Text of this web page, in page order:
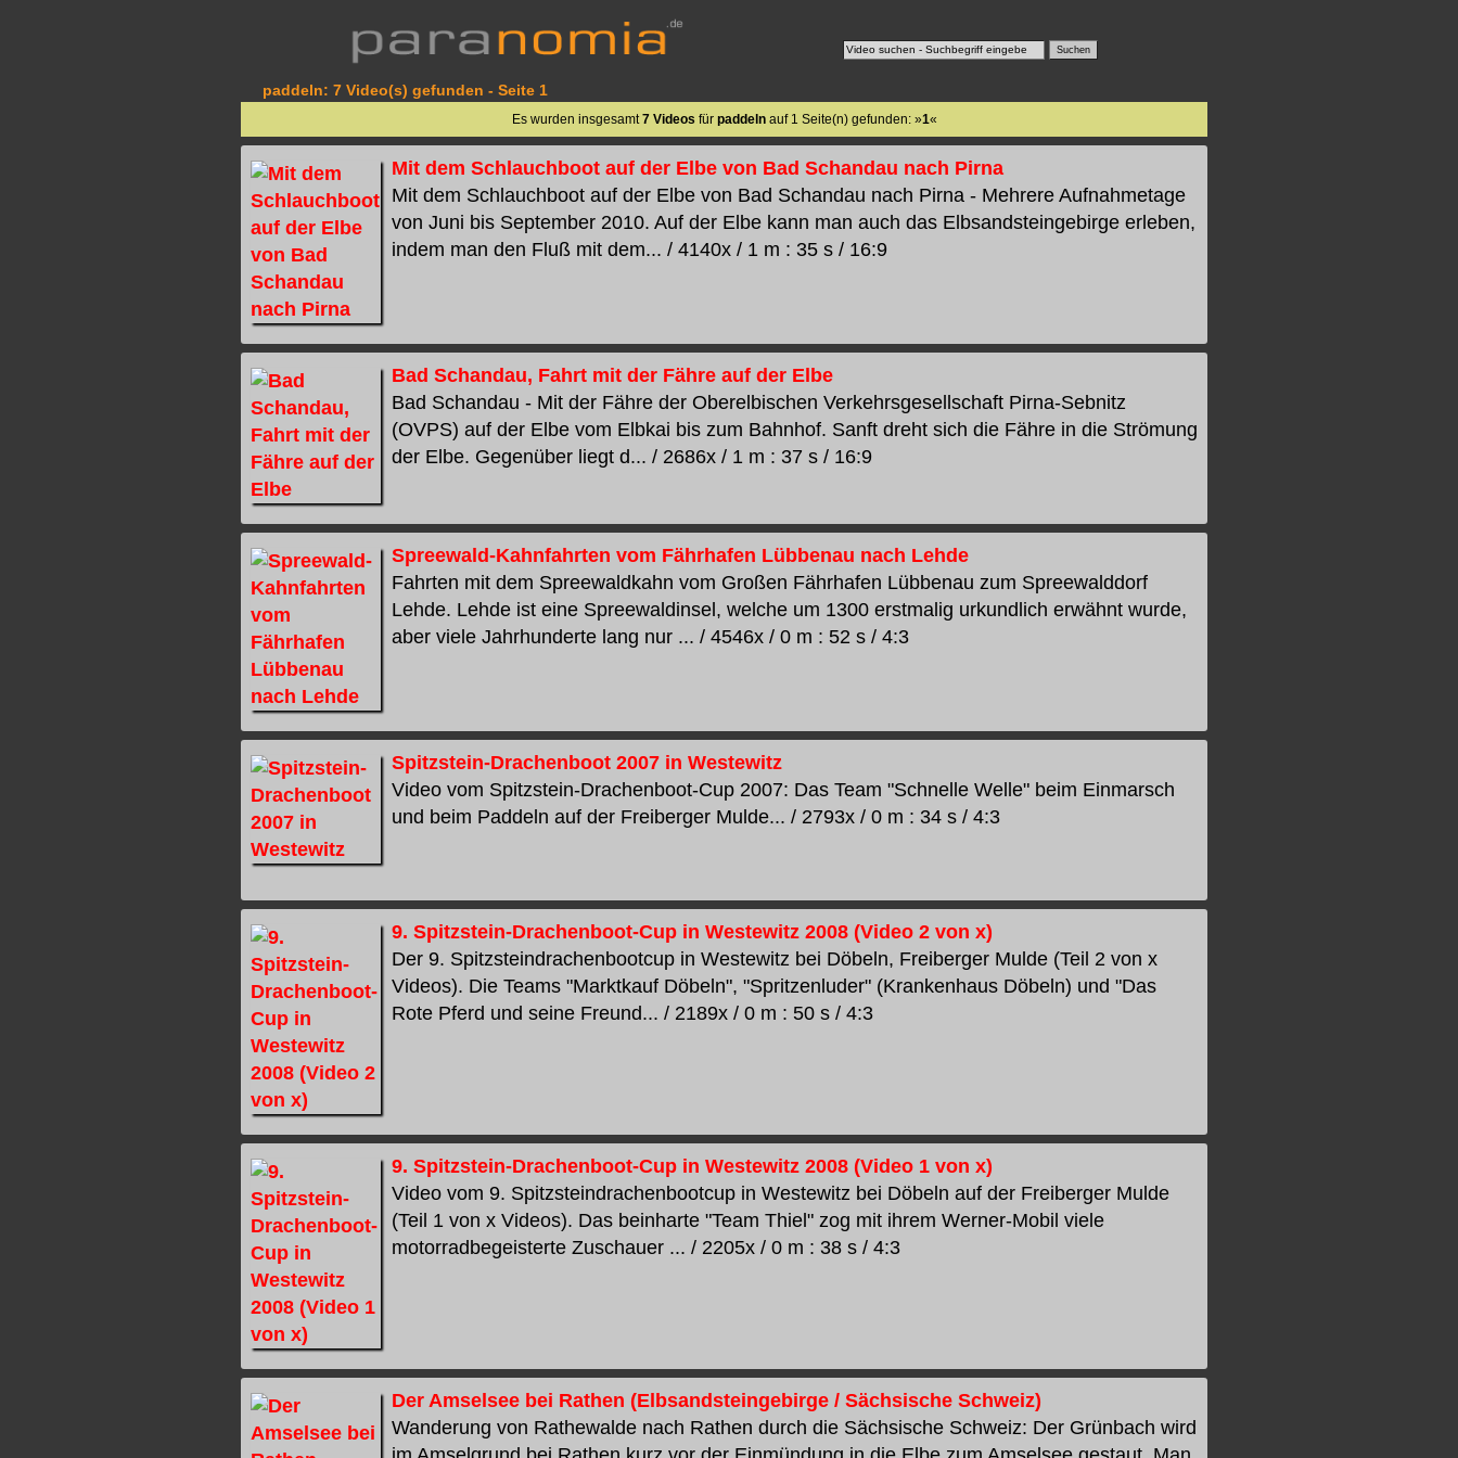
paddeln: 7 Video(s) gefunden - Seite 1
Es wurden insgesamt7 Videos für paddelnauf 1 Seite(n) gefunden: »1«
Mit dem Schlauchboot auf der Elbe von Bad Schandau nach Pirna
Mit dem Schlauchboot auf der Elbe von Bad Schandau nach Pirna - Mehrere Aufnahmetage
von Juni bis September 2010. Auf der Elbe kann man auch das Elbsandsteingebirge erleben,
indem man den Fluß mit dem... / 4140x / 1 m : 35 s / 16:9
Bad Schandau, Fahrt mit der Fähre auf der Elbe
Bad Schandau - Mit der Fähre der Oberelbischen Verkehrsgesellschaft Pirna-Sebnitz
(OVPS) auf der Elbe vom Elbkai bis zum Bahnhof. Sanft dreht sich die Fähre in die Strömung
der Elbe. Gegenüber liegt d... / 2686x / 1 m : 37 s / 16:9
Spreewald-Kahnfahrten vom Fährhafen Lübbenau nach Lehde
Fahrten mit dem Spreewaldkahn vom Großen Fährhafen Lübbenau zum Spreewalddorf
Lehde. Lehde ist eine Spreewaldinsel, welche um 1300 erstmalig urkundlich erwähnt wurde,
aber viele Jahrhunderte lang nur ... / 4546x / 0 m : 52 s / 4:3
Spitzstein-Drachenboot 2007 in Westewitz
Video vom Spitzstein-Drachenboot-Cup 2007: Das Team "Schnelle Welle" beim Einmarsch
und beim Paddeln auf der Freiberger Mulde... / 2793x / 0 m : 34 s / 4:3
9. Spitzstein-Drachenboot-Cup in Westewitz 2008 (Video 2 von x)
Der 9. Spitzsteindrachenbootcup in Westewitz bei Döbeln, Freiberger Mulde (Teil 2 von x
Videos). Die Teams "Marktkauf Döbeln", "Spritzenluder" (Krankenhaus Döbeln) und "Das
Rote Pferd und seine Freund... / 2189x / 0 m : 50 s / 4:3
9. Spitzstein-Drachenboot-Cup in Westewitz 2008 (Video 1 von x)
Video vom 9. Spitzsteindrachenbootcup in Westewitz bei Döbeln auf der Freiberger Mulde
(Teil 1 von x Videos). Das beinharte "Team Thiel" zog mit ihrem Werner-Mobil viele
motorradbegeisterte Zuschauer ... / 2205x / 0 m : 38 s / 4:3
Der Amselsee bei Rathen (Elbsandsteingebirge / Sächsische Schweiz)
Wanderung von Rathewalde nach Rathen durch die Sächsische Schweiz: Der Grünbach wird